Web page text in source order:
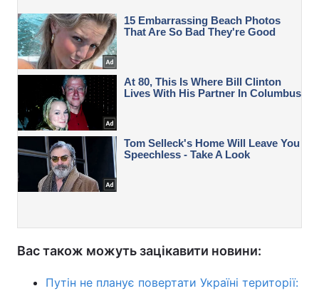
Вас також можуть зацікавити новини:
Путін не планує повертати Україні території: